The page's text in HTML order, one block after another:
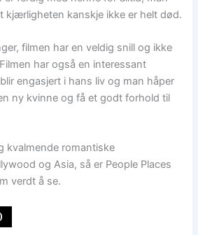
kjærligheten kanskje ikke er helt død.
filmen har en veldig snill og ikke
har også en interessant
engasjert i hans liv og man håper
ny kvinne og få et godt forhold til
kvalmende romantiske
og Asia, så er People Places
verdt å se.